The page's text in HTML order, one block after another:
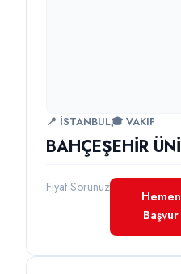
📍 İSTANBUL🎓 VAKIF
BAHÇEŞEHİR
Fiyat Sorunuz
Hemen
Başvur